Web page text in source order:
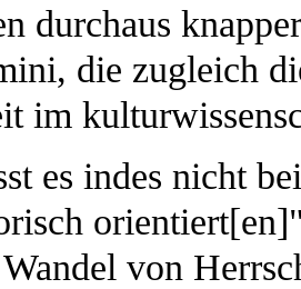
durchaus
die zugleich
im
es indes nicht
von